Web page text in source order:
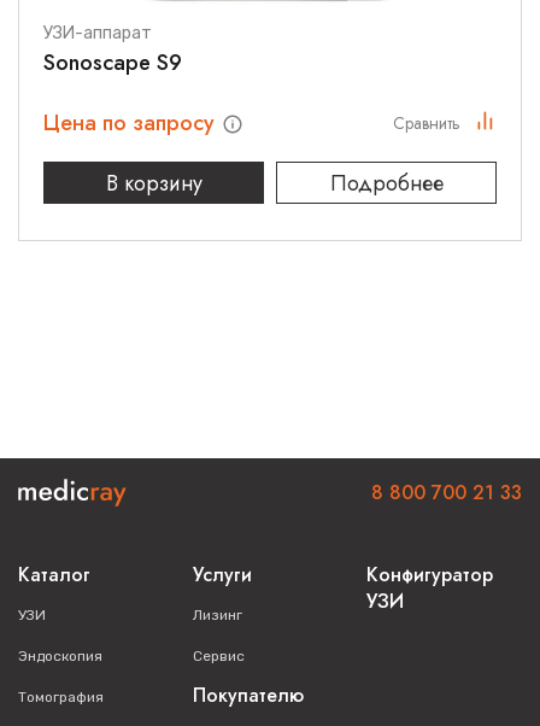
УЗИ-аппарат
Sonoscape S9
Цена по запросу
В корзину
Подробнее
Сравнить
Каталог
УЗИ
Эндоскопия
Томография
Услуги
Лизинг
Сервис
Покупателю
Конфигуратор
УЗИ
8 800 700 21 33